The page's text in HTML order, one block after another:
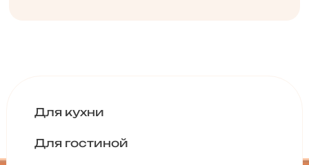
Для кухни
Для гостиной